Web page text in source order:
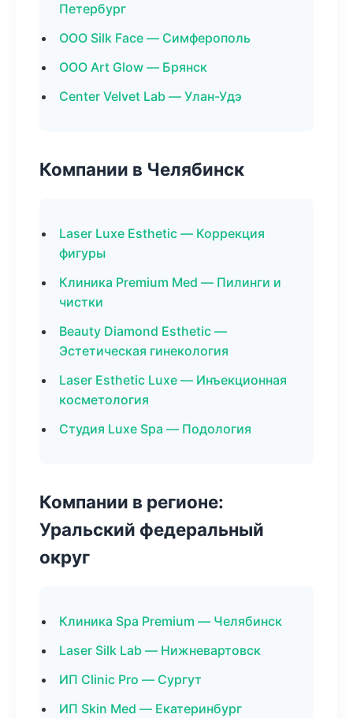
Петербург
ООО Silk Face — Симферополь
ООО Art Glow — Брянск
Center Velvet Lab — Улан-Удэ
Компании в Челябинск
Laser Luxe Esthetic — Коррекция
фигуры
Клиника Premium Med — Пилинги и
чистки
Beauty Diamond Esthetic —
Эстетическая гинекология
Laser Esthetic Luxe — Инъекционная
косметология
Студия Luxe Spa — Подология
Компании в регионе:
Уральский федеральный
округ
Клиника Spa Premium — Челябинск
Laser Silk Lab — Нижневартовск
ИП Clinic Pro — Сургут
ИП Skin Med — Екатеринбург